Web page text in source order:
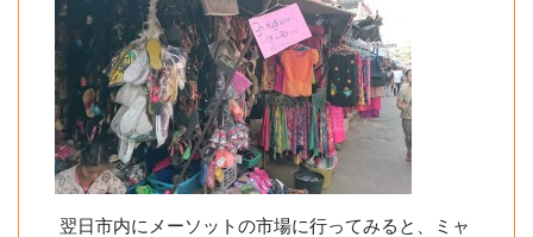
翌日市内にメーソットの市場に行ってみると、ミャ